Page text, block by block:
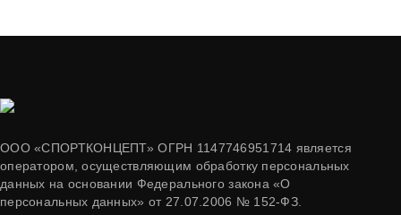
ООО «СПОРТКОНЦЕПТ» ОГРН 1147746951714 является
оператором, осуществляющим обработку персональных
данных на основании Федерального закона «О
персональных данных» от 27.07.2006 № 152-ФЗ.